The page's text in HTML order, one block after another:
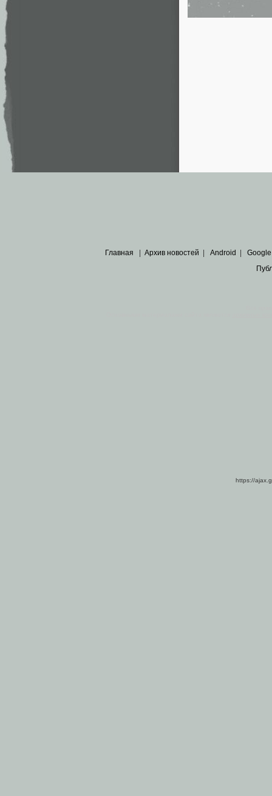
Главная Архив новостей Android Google
https://